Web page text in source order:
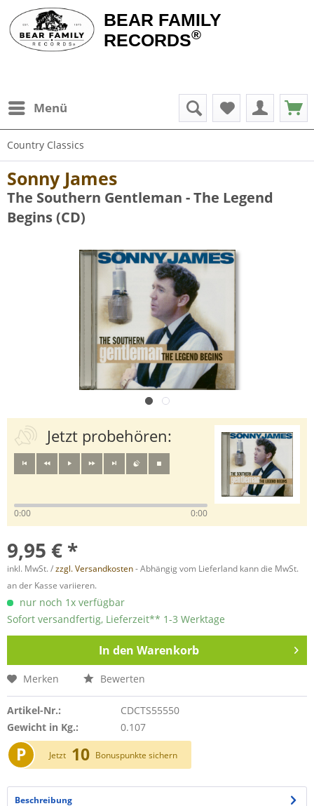
BEAR FAMILY
RECORDS®
Menü
Country Classics
Sonny James
The Southern Gentleman - The Legend
Begins (CD)
Jetzt probehören:
0:00 0:00
9,95 € *
inkl. MwSt. /zzgl. Versandkosten- Abhängig vom Lieferland kann die MwSt.
an der Kasse variieren.
nur noch 1x verfügbar
Sofort versandfertig, Lieferzeit** 1-3 Werktage
In den Warenkorb
Merken Bewerten
Artikel-Nr.:
CDCTS55550
Gewicht in Kg.:
0.107
P Jetzt 10 Bonuspunkte sichern
Beschreibung